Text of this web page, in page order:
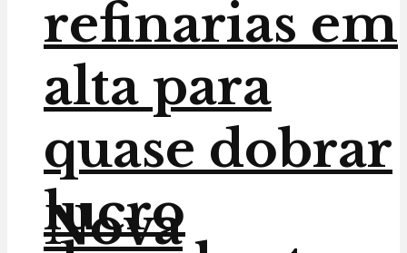
Nova
refinarias em
alta para
quase dobrar
lucro